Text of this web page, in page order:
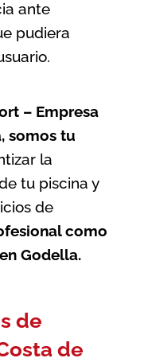
ante
pudiera
– Empresa
somos tu
la
tu piscina y
de
como
Godella.
de
de